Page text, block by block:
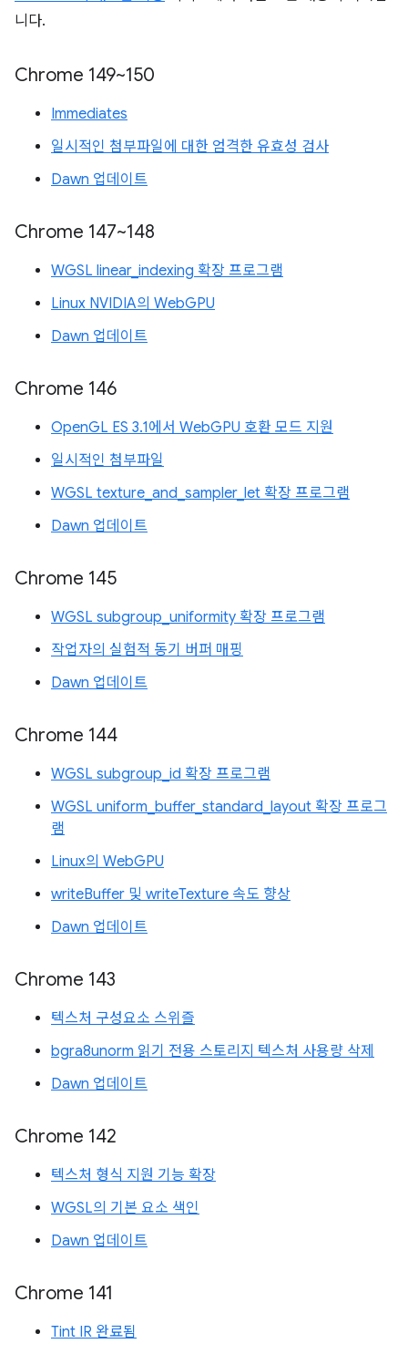
니다.
Chrome 149~150
Immediates
일시적인 첨부파일에 대한 엄격한 유효성 검사
Dawn 업데이트
Chrome 147~148
WGSL linear_indexing 확장 프로그램
Linux NVIDIA의 WebGPU
Dawn 업데이트
Chrome 146
OpenGL ES 3.1에서 WebGPU 호환 모드 지원
일시적인 첨부파일
WGSL texture_and_sampler_let 확장 프로그램
Dawn 업데이트
Chrome 145
WGSL subgroup_uniformity 확장 프로그램
작업자의 실험적 동기 버퍼 매핑
Dawn 업데이트
Chrome 144
WGSL subgroup_id 확장 프로그램
WGSL uniform_buffer_standard_layout 확장 프로그
램
Linux의 WebGPU
writeBuffer 및 writeTexture 속도 향상
Dawn 업데이트
Chrome 143
텍스처 구성요소 스위즐
bgra8unorm 읽기 전용 스토리지 텍스처 사용량 삭제
Dawn 업데이트
Chrome 142
텍스처 형식 지원 기능 확장
WGSL의 기본 요소 색인
Dawn 업데이트
Chrome 141
Tint IR 완료됨